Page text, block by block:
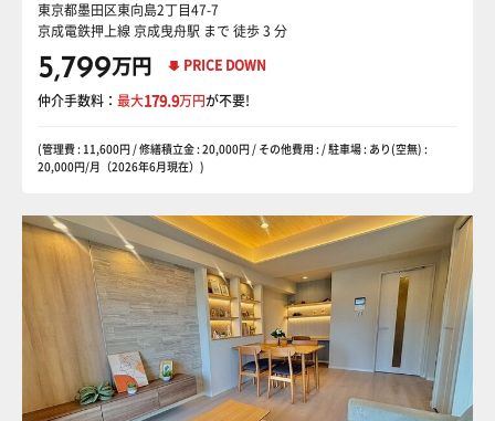
東京都墨田区東向島2丁目47-7
京成電鉄押上線 京成曳舟駅 まで 徒歩 3 分
5,799万円 PRICE DOWN
仲介手数料： 最大179.9万円が不要!
(管理費 : 11,600円 / 修繕積立金 : 20,000円 / その他費用 : / 駐車場 : あり(空無) :
20,000円/月（2026年6月現在）)